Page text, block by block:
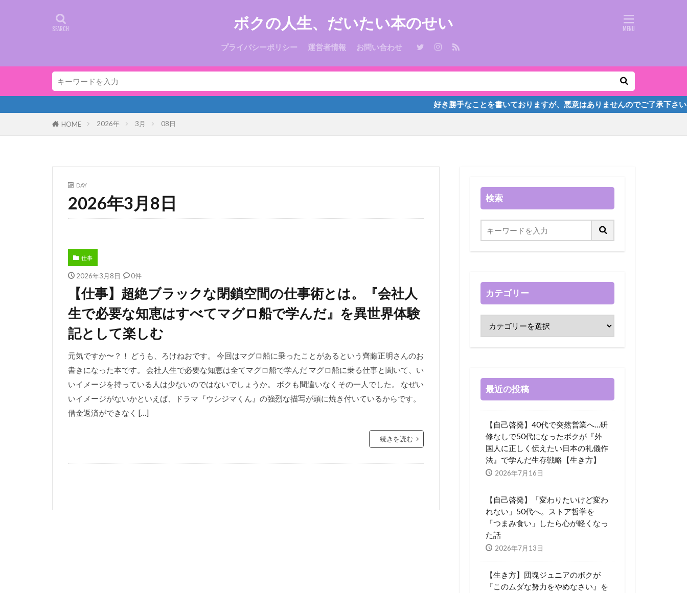
ボクの人生、だいたい本のせい
プライバシーポリシー 運営者情報 お問い合わせ
好き勝手なことを書いておりますが、悪意はありませんのでご了承下さい。
HOME 2026年 3月 08日
DAY
2026年3月8日
仕事
2026年3月8日 0件
【仕事】超絶ブラックな閉鎖空間の仕事術とは。『会社人
生で必要な知恵はすべてマグロ船で学んだ』を異世界体験
記として楽しむ
元気ですか〜？！ どうも、ろけねおです。 今回はマグロ船に乗ったことがあるという齊藤正明さんのお
書きになった本です。 会社人生で必要な知恵は全てマグロ船で学んだ マグロ船に乗る仕事と聞いて、い
いイメージを持っている人は少ないのではないでしょうか。 ボクも間違いなくその一人でした。 なぜい
いイメージがないかといえば、ドラマ『ウシジマくん』の強烈な描写が頭に焼き付いているからです。
借金返済ができなく […]
続きを読む
検索
カテゴリー
最近の投稿
【自己啓発】40代で突然営業へ…研
修なしで50代になったボクが『外
国人に正しく伝えたい日本の礼儀作
法』で学んだ生存戦略【生き方】
2026年7月16日
【自己啓発】「変わりたいけど変わ
れない」50代へ。ストア哲学を
「つまみ食い」したら心が軽くなっ
た話
2026年7月13日
【生き方】団塊ジュニアのボクが
『このムダな努力をやめなさい』を